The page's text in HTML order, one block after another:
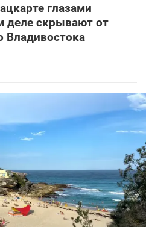
глазами
деле скрывают от
Владивостока